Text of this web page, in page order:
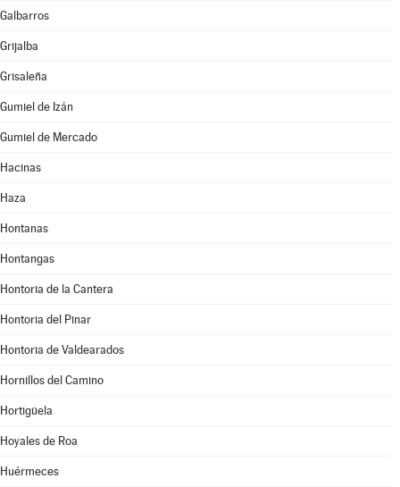
Galbarros
Grijalba
Grisaleña
Gumiel de Izán
Gumiel de Mercado
Hacinas
Haza
Hontanas
Hontangas
Hontoria de la Cantera
Hontoria del Pinar
Hontoria de Valdearados
Hornillos del Camino
Hortigüela
Hoyales de Roa
Huérmeces